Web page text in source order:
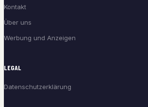
Kontakt
Über uns
Werbung und Anzeigen
LEGAL
Datenschutzerklärung